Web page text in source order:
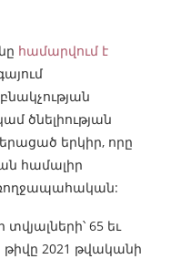
համարվում է
ծնելիության
երկիր, որը
համալիր
65 եւ
2021 թվականի